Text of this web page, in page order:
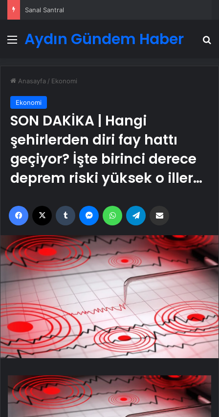
Sanal Santral
Menü
Aydın Gündem Haber
Anasayfa / Ekonomi
Ekonomi
SON DAKİKA | Hangi
şehirlerden diri fay hattı
geçiyor? İşte birinci derece
deprem riski yüksek o iller…
Facebook Tumblr MessengerWhatsApp